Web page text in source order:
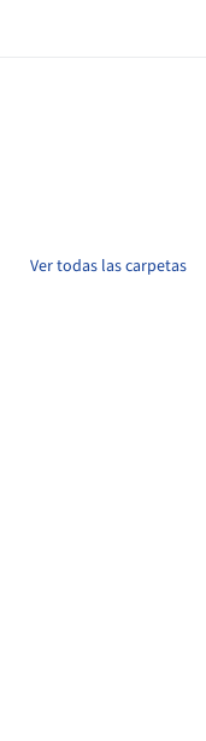
Ver todas las carpetas